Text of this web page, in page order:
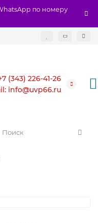
по номеру
(343) 226-41-26
info@uvp66.ru